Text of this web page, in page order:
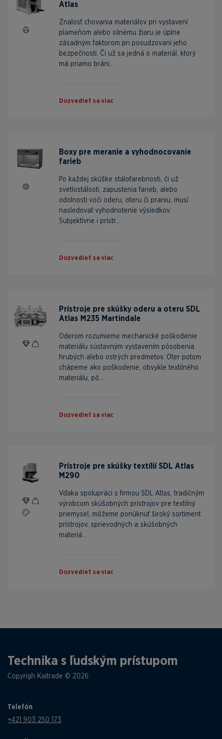
Atlas
Znalosť chovania materiálov pri vystavení
plameňom alebo silnému žiaru je úplne
zásadným faktorom pri posudzovaní jeho
bezpečnosti. Či už sa jedná o materiál, ktorý
má priamo bráni...
Dozvedieť sa viac
Boxy pre meranie a vyhodnocovanie
farieb
Po každej skúške stálofarebnosti, či už
svetlostálosti, zapustenia farieb, alebo
odolnosti voči oderu, oteru či praniu, musí
nasledovať vyhodnotenie výsledkov.
Subjektívne i prístr...
Dozvedieť sa viac
Prístroje pre skúšky oderu a oteru SDL
Atlas M235 Martindale
Oderom rozumieme mechanické poškodenie
materiálu sústavným vystavením pôsobenia
hrubých alebo ostrých predmetov. Oter potom
chápeme ako poškodenie, obvykle textilného
materiálu, pô...
Dozvedieť sa viac
Prístroje pre skúšky textílií SDL Atlas
M290
Vďaka spolupráci s firmou SDL Atlas, tradičným
výrobcom skúšobných prístrojov pre textilný
priemysel, môžeme ponúknuť široký sortiment
prístrojov, sprievodných a skúšobných
materiá...
Dozvedieť sa viac
Technika s ľudským prístupom
Copyrigh Kaitrade © 2026
Telefón
+421 903 250 173